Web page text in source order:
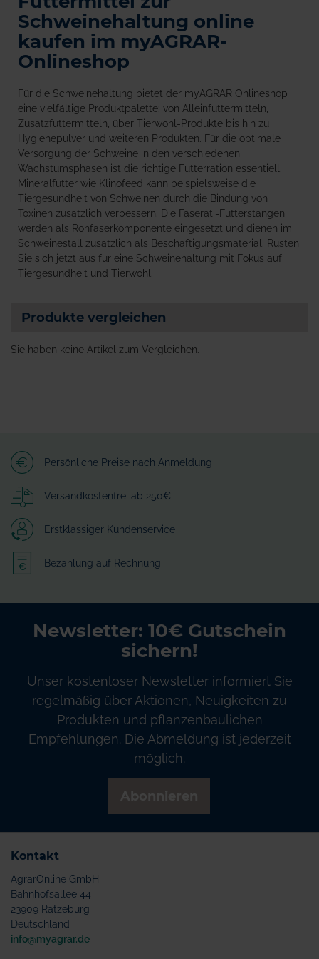
Schweinehaltung online
kaufen im myAGRAR-
Onlineshop
Für die Schweinehaltung bietet der myAGRAR Onlineshop
eine vielfältige Produktpalette: von Alleinfuttermitteln,
Zusatzfuttermitteln, über Tierwohl-Produkte bis hin zu
Hygienepulver und weiteren Produkten. Für die optimale
Versorgung der Schweine in den verschiedenen
Wachstumsphasen ist die richtige Futterration essentiell.
Mineralfutter wie Klinofeed kann beispielsweise die
Tiergesundheit von Schweinen durch die Bindung von
Toxinen zusätzlich verbessern. Die Faserati-Futterstangen
werden als Rohfaserkomponente eingesetzt und dienen im
Schweinestall zusätzlich als Beschäftigungsmaterial. Rüsten
Sie sich jetzt aus für eine Schweinehaltung mit Fokus auf
Tiergesundheit und Tierwohl.
Produkte vergleichen
Sie haben keine Artikel zum Vergleichen.
Persönliche Preise nach Anmeldung
Versandkostenfrei ab 250€
Erstklassiger Kundenservice
Bezahlung auf Rechnung
Newsletter: 10€ Gutschein
sichern!
Unser kostenloser Newsletter informiert Sie
regelmäßig über Aktionen, Neuigkeiten zu
Produkten und pflanzenbaulichen
Empfehlungen. Die Abmeldung ist jederzeit
möglich.
Kontakt
AgrarOnline GmbH
Bahnhofsallee 44
23909 Ratzeburg
Deutschland
info@myagrar.de